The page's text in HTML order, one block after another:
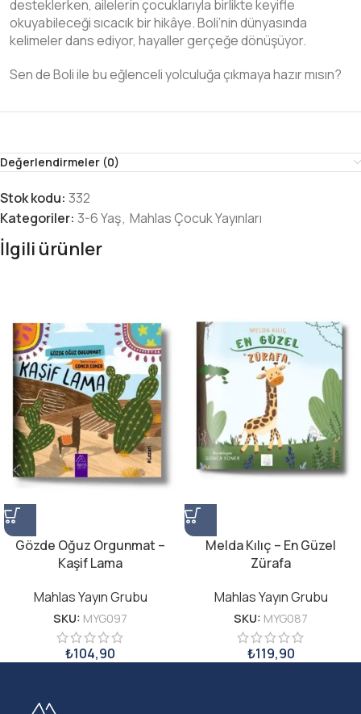
desteklerken, ailelerin çocuklarıyla birlikte keyifle
okuyabileceği sıcacık bir hikâye. Boli’nin dünyasında
kelimeler dans ediyor, hayaller gerçeğe dönüşüyor.
Sen de Boli ile bu eğlenceli yolculuğa çıkmaya hazır mısın?
Değerlendirmeler (0)
Stok kodu: 332
Kategoriler: 3-6 Yaş, Mahlas Çocuk Yayınları
İlgili ürünler
Gözde Oğuz Orgunmat –
Kaşif Lama
Mahlas Yayın Grubu
SKU: MYG097
₺104,90
Melda Kılıç – En Güzel
Zürafa
Mahlas Yayın Grubu
SKU: MYG087
₺119,90